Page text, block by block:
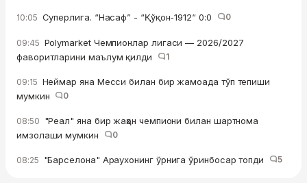
10:05 Суперлига. “Насаф” - “Қўқон-1912“ 0:0 0
09:45 Polymarket Чемпионлар лигаси — 2026/2027
фаворитларини маълум қилди
1
09:15 Неймар яна Месси билан бир жамоада тўп тепиши
мумкин
0
08:50 "Реал" яна бир жаҳон чемпиони билан шартнома
имзолаши мумкин
0
08:25 "Барселона" Араухонинг ўрнига ўринбосар топди 5